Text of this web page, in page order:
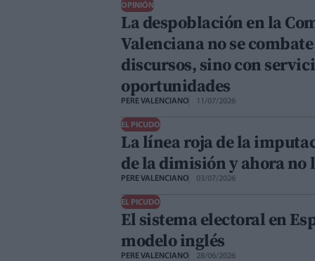
OPINIÓN
La despoblación en la
Valenciana no se
discursos, sino con
oportunidades
PERE VALENCIANO 11/07/2026
EL PICUDO
La línea roja de la
de la dimisión y ahora no
PERE VALENCIANO 03/07/2026
EL PICUDO
El sistema electoral en
modelo inglés
PERE VALENCIANO 28/06/2026